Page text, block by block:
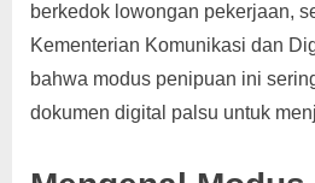
berkedok lowongan pekerjaan,
Kementerian Komunikasi dan
bahwa modus penipuan ini
dokumen digital palsu untuk